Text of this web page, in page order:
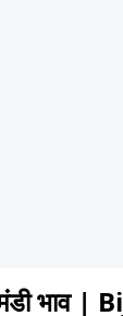
भाव |